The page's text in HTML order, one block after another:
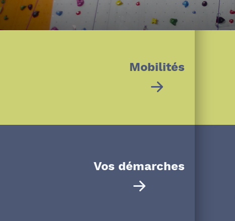
Mobilités
Vos démarches